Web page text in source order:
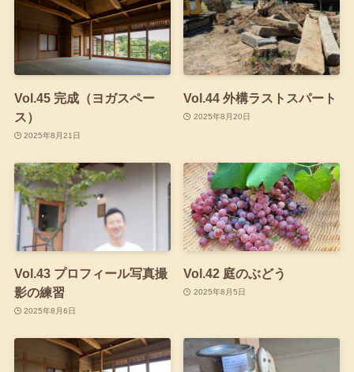
Vol.45 完成（ヨガスペー
ス）
2025年8月21日
Vol.44 外構ラストスパート
2025年8月20日
Vol.43 プロフィール写真撮
影の練習
2025年8月6日
Vol.42 庭のぶどう
2025年8月5日